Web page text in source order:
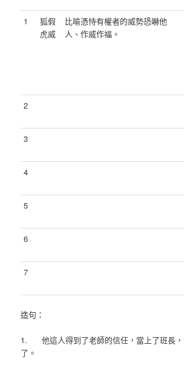
1
狐假
虎威
比喻憑恃有權者的威勢恐嚇他
人、作威作福。
2
3
4
5
6
7
造句：
1. 他這人得到了老師的信任，當上了班長
了。